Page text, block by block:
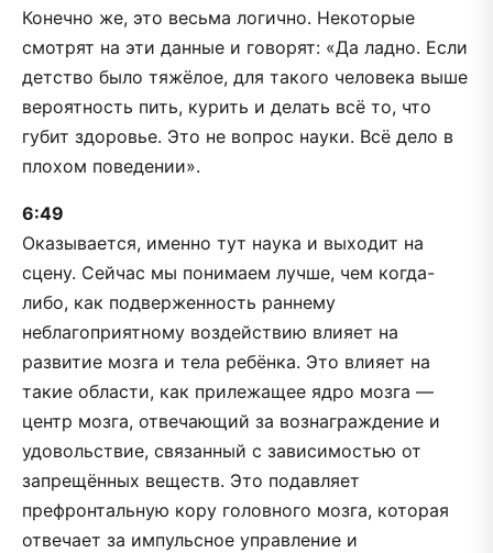
Конечно же, это весьма логично. Некоторые
смотрят на эти данные и говорят: «Да ладно. Если
детство было тяжёлое, для такого человека выше
вероятность пить, курить и делать всё то, что
губит здоровье. Это не вопрос науки. Всё дело в
плохом поведении».
6:49
Оказывается, именно тут наука и выходит на
сцену. Сейчас мы понимаем лучше, чем когда-
либо, как подверженность раннему
неблагоприятному воздействию влияет на
развитие мозга и тела ребёнка. Это влияет на
такие области, как прилежащее ядро мозга —
центр мозга, отвечающий за вознаграждение и
удовольствие, связанный с зависимостью от
запрещённых веществ. Это подавляет
префронтальную кору головного мозга, которая
отвечает за импульсное управление и